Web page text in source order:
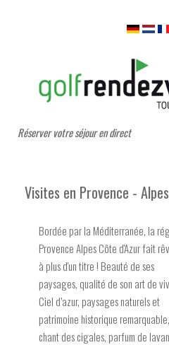
Réserver votre séjour en direct
Visites en Provence -
Bordée par la Méditerranée, la
Provence Alpes Côte d'Azur fait
à plus d'un titre ! Beauté de ses
paysages, qualité de son art de
Ciel d’azur, paysages naturels et
patrimoine historique remarquable,
chant des cigales, parfum de